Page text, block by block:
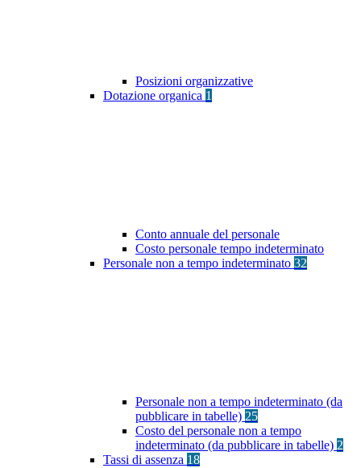
Posizioni organizzative
Dotazione organica 1
Conto annuale del personale
Costo personale tempo indeterminato
Personale non a tempo indeterminato 32
Personale non a tempo indeterminato (da
pubblicare in tabelle) 25
Costo del personale non a tempo
indeterminato (da pubblicare in tabelle) 2
Tassi di assenza 18